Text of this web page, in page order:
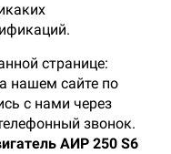
странице:
нашем сайте по
с нами через
звонок.
АИР 250 S6